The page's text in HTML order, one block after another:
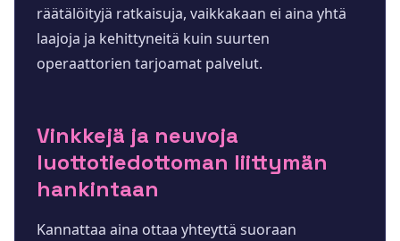
räätälöityjä ratkaisuja, vaikkakaan ei aina yhtä
laajoja ja kehittyneitä kuin suurten
operaattorien tarjoamat palvelut.
Vinkkejä ja neuvoja
luottotiedottoman liittymän
hankintaan
Kannattaa aina ottaa yhteyttä suoraan